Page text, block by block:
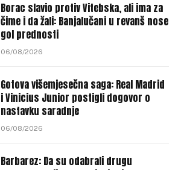
Borac slavio protiv Vitebska, ali ima za
čime i da žali: Banjalučani u revanš nose
gol prednosti
06/08/2026
Gotova višemjesečna saga: Real Madrid
i Vinicius Junior postigli dogovor o
nastavku saradnje
06/08/2026
Barbarez: Da su odabrali drugu